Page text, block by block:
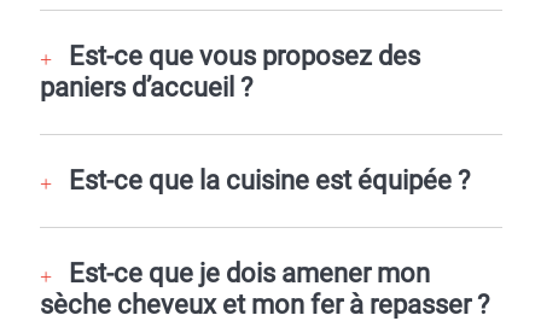
Est-ce que vous proposez des
paniers d’accueil ?
Est-ce que la cuisine est équipée ?
Est-ce que je dois amener mon
sèche cheveux et mon fer à repasser ?